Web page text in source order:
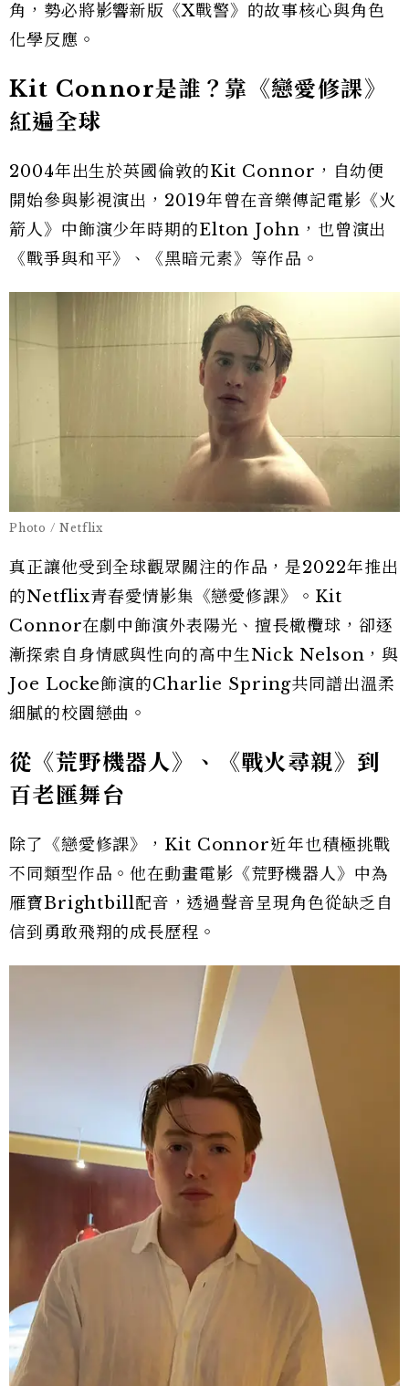
角，勢必將影響新版《X戰警》的故事核心與角色
化學反應。
Kit Connor是誰？靠《戀愛修課》
紅遍全球
2004年出生於英國倫敦的Kit Connor，自幼便
開始參與影視演出，2019年曾在音樂傳記電影《火
箭人》中飾演少年時期的Elton John，也曾演出
《戰爭與和平》、《黑暗元素》等作品。
Photo / Netflix
真正讓他受到全球觀眾關注的作品，是2022年推出
的Netflix青春愛情影集《戀愛修課》。Kit
Connor在劇中飾演外表陽光、擅長橄欖球，卻逐
漸探索自身情感與性向的高中生Nick Nelson，與
Joe Locke飾演的Charlie Spring共同譜出溫柔
細膩的校園戀曲。
從《荒野機器人》、《戰火尋親》到
百老匯舞台
除了《戀愛修課》，Kit Connor近年也積極挑戰
不同類型作品。他在動畫電影《荒野機器人》中為
雁寶Brightbill配音，透過聲音呈現角色從缺乏自
信到勇敢飛翔的成長歷程。